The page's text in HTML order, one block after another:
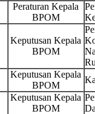
Peraturan Kepala
BPOM
Keputusan Kepala
BPOM
Keputusan Kepala
BPOM
Keputusan Kepala
BPOM